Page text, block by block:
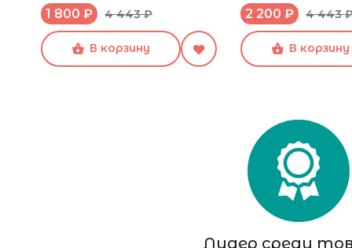
1 800 ₽ 4 443 ₽
В корзину
2 200 ₽ 4 443
В корзину
Лидер среди